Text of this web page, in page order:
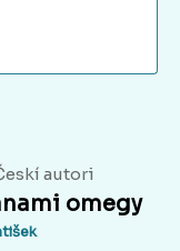
autori
omegy